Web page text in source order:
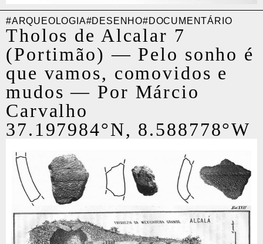
#ARQUEOLOGIA#DESENHO#DOCUMENTÁRIO
Tholos de Alcalar 7
(Portimão) — Pelo sonho é
que vamos, comovidos e
mudos — Por Márcio
Carvalho
37.197984°N, 8.588778°W